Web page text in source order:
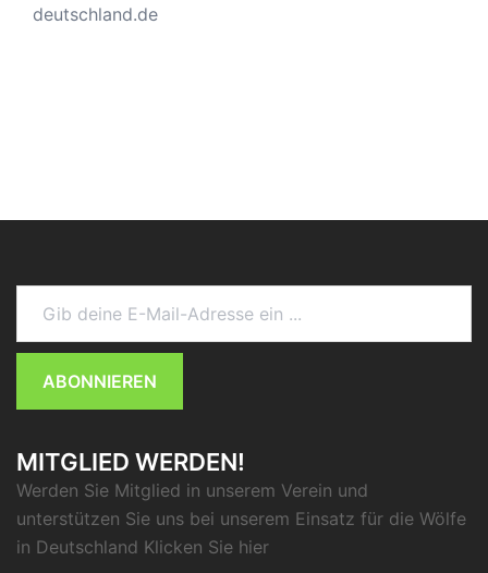
deutschland.de
Gib deine E-Mail-Adresse ein ...
ABONNIEREN
MITGLIED WERDEN!
Werden Sie Mitglied in unserem Verein und
unterstützen Sie uns bei unserem Einsatz für die Wölfe
in Deutschland Klicken Sie hier